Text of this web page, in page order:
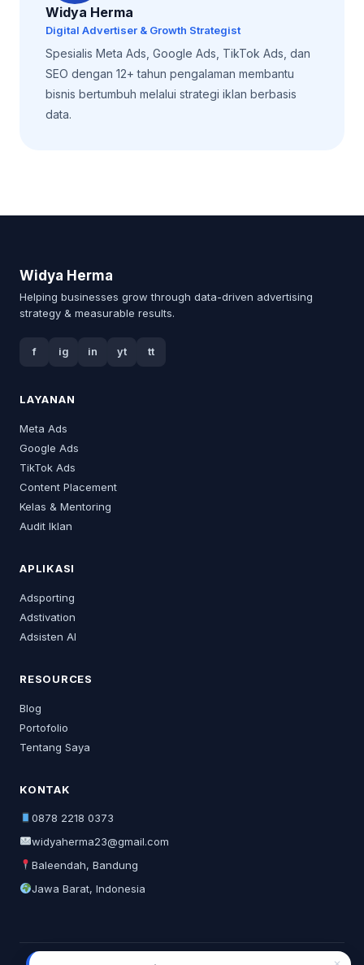
Widya Herma
Digital Advertiser & Growth Strategist
Spesialis Meta Ads, Google Ads, TikTok Ads, dan
SEO dengan 12+ tahun pengalaman membantu
bisnis bertumbuh melalui strategi iklan berbasis
data.
Widya Herma
Helping businesses grow through data-driven advertising
strategy & measurable results.
f ig in yt tt
LAYANAN
Meta Ads
Google Ads
TikTok Ads
Content Placement
Kelas & Mentoring
Audit Iklan
APLIKASI
Adsporting
Adstivation
Adsisten AI
RESOURCES
Blog
Portofolio
Tentang Saya
KONTAK
0878 2218 0373
widyaherma23@gmail.com
Baleendah, Bandung
Jawa Barat, Indonesia